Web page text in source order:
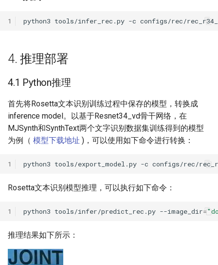
1 python3 tools/infer_rec.py -c configs/rec/
4. 推理部署
4.1 Python推理
首先将Rosetta文本识别训练过程中保存的模型，转换成
inference model。以基于Resnet34_vd骨干网络，在
MJSynth和SynthText两个文字识别数据集训练得到的模型
为例（ 模型下载地址 )，可以使用如下命令进行转换：
1 python3 tools/export_model.py -c configs/rec/
Rosetta文本识别模型推理，可以执行如下命令：
1 python3 tools/infer/predict_rec.py --image_dir=
推理结果如下所示：